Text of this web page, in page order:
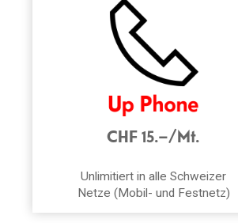
CHF 15.–/Mt.
Unlimitiert in alle Schweizer
Netze (Mobil- und Festnetz)